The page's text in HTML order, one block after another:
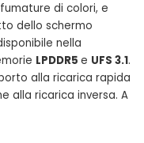
di colori, e
dello schermo
nella
LPDDR5 e UFS 3.1.
alla ricarica rapida
alla ricarica inversa. A